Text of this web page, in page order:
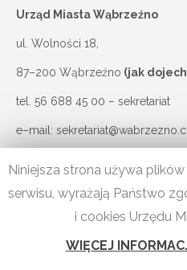
Urząd Miasta Wąbrzeźno
ul. Wolności 18,
87–200 Wąbrzeźno (jak
tel. 56 688 45 00 – sekretariat
e–mail:
Wdrożenie:
Niniejsza strona używa
serwisu, wyrażają Państwo
i cookies Urzędu
WIĘCEJ